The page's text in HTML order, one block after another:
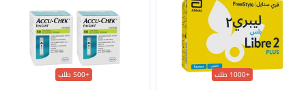
+1000 طلب +500 طلب